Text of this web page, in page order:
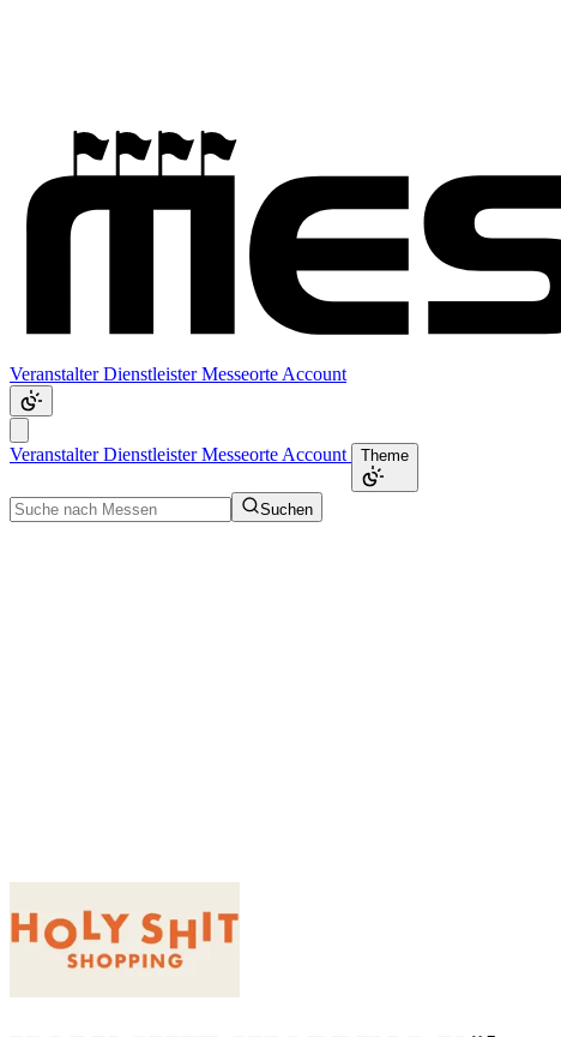
VeranstalterDienstleisterMesseorte Account
VeranstalterDienstleisterMesseorte Account Theme
Suchen